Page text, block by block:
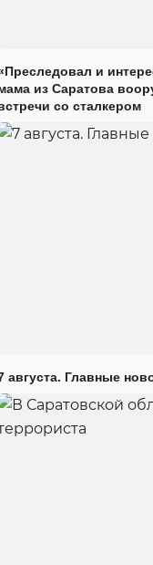
и
из Саратова
со сталкером
августа. Главные